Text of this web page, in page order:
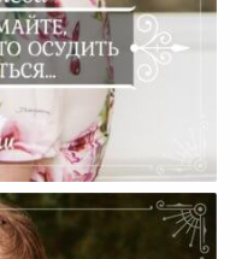
Кого-То Осудить